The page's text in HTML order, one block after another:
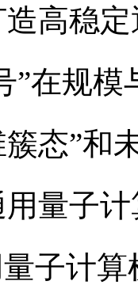
高稳
规模
态”和
量子
计算